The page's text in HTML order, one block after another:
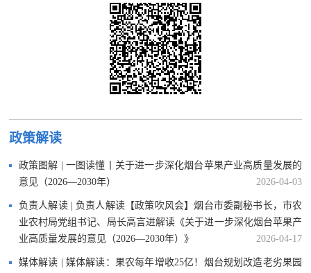
政策解读
政策图解 | 一图读懂丨关于进一步深化烟台苹果产业高质量发展的
意见（2026—2030年）
2026-04-03
负责人解读 | 负责人解读【政策吹风会】烟台市委副秘书长，市农
业农村局党组书记、局长高言进解读《关于进一步深化烟台苹果产
业高质量发展的意见（2026—2030年）》
2026-04-17
媒体解读 | 媒体解读：果农每年增收25亿！烟台规划改造老劣果园